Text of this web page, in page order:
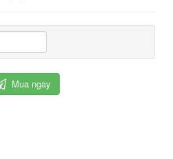
Mua ngay